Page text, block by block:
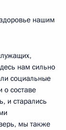
нашим
нам сильно
социальные
составе
и старались
мы также